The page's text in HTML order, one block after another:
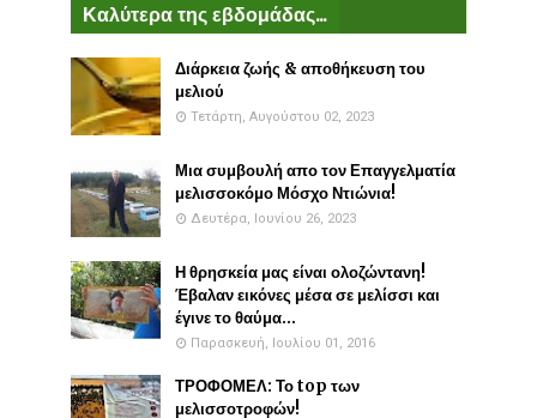
Καλύτερα της εβδομάδας...
Διάρκεια ζωής & αποθήκευση του
μελιού
Τετάρτη, Αυγούστου 02, 2023
Μια συμβουλή απο τον Επαγγελματία
μελισσοκόμο Μόσχο Ντιώνια!
Δευτέρα, Ιουνίου 26, 2023
Η θρησκεία μας είναι ολοζώντανη!
Έβαλαν εικόνες μέσα σε μελίσσι και
έγινε το θαύμα...
Παρασκευή, Ιουλίου 01, 2016
ΤΡΟΦΟΜΕΛ: Το top των
μελισσοτροφών!